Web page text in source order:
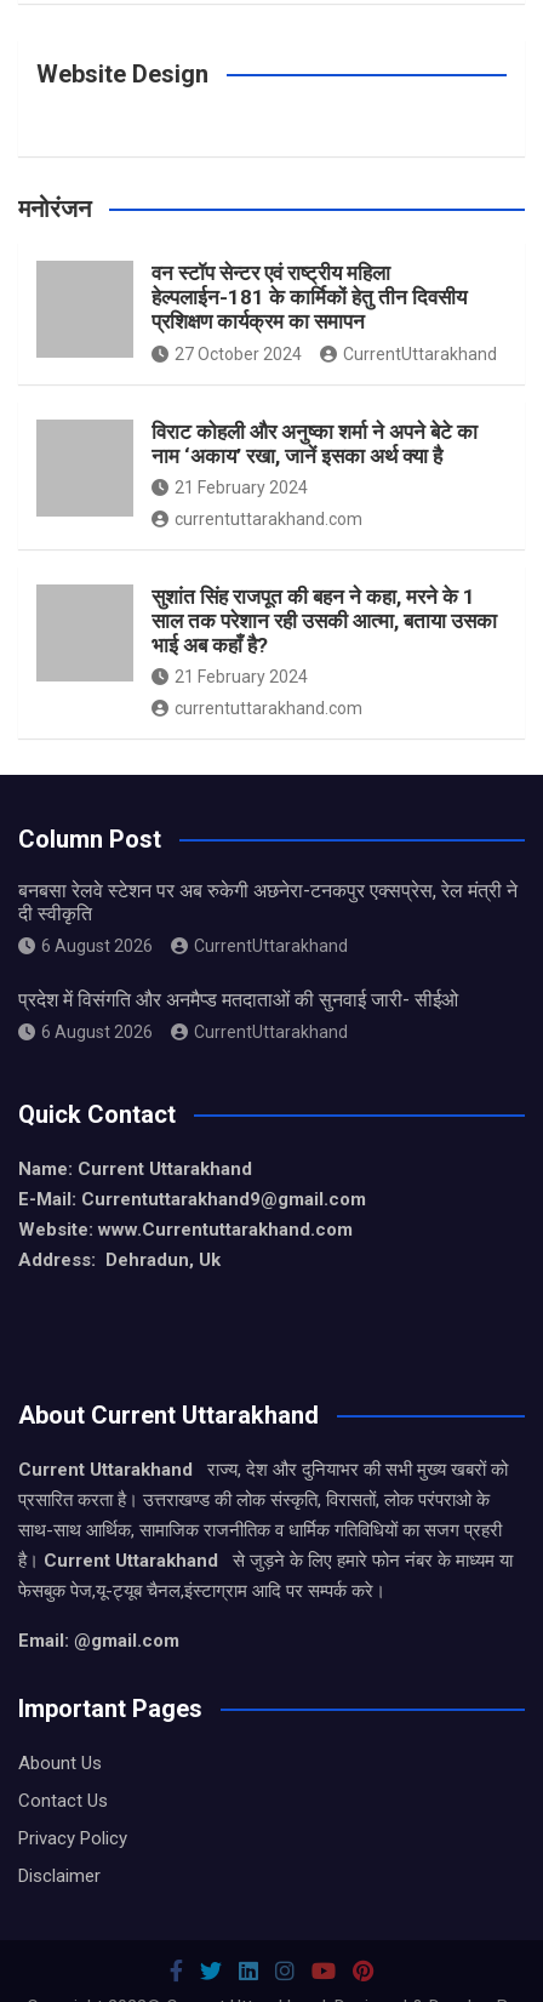
Website Design
मनोरंजन
वन स्टॉप सेन्टर एवं राष्ट्रीय महिला
हेल्पलाईन-181 के कार्मिकों हेतु तीन दिवसीय
प्रशिक्षण कार्यक्रम का समापन
27 October 2024 CurrentUttarakhand
विराट कोहली और अनुष्का शर्मा ने अपने बेटे का
नाम ‘अकाय’ रखा, जानें इसका अर्थ क्‍या है
21 February 2024
currentuttarakhand.com
सुशांत सिंह राजपूत की बहन ने कहा, मरने के 1
साल तक परेशान रही उसकी आत्मा, बताया उसका
भाई अब कहाँ है?
21 February 2024
currentuttarakhand.com
Column Post
बनबसा रेलवे स्टेशन पर अब रुकेगी अछनेरा-टनकपुर एक्सप्रेस, रेल मंत्री ने
दी स्वीकृति
6 August 2026 CurrentUttarakhand
प्रदेश में विसंगति और अनमैप्ड मतदाताओं की सुनवाई जारी- सीईओ
6 August 2026 CurrentUttarakhand
Quick Contact
Name: Current Uttarakhand
E-Mail: Currentuttarakhand9@gmail.com
Website: www.Currentuttarakhand.com
Address: Dehradun, Uk
About Current Uttarakhand
Current Uttarakhand
राज्य, देश और दुनियाभर की सभी मुख्य खबरों को
प्रसारित करता है। उत्तराखण्ड की लोक संस्कृति, विरासतों, लोक परंपराओ के
साथ-साथ आर्थिक, सामाजिक राजनीतिक व धार्मिक गतिविधियों का सजग प्रहरी
है। Current Uttarakhand
से जुड़ने के लिए हमारे फोन नंबर के माध्यम या
फेसबुक पेज,यू-ट्यूब चैनल,इंस्टाग्राम आदि पर सम्पर्क करे।
Email: @gmail.com
Important Pages
Abount Us
Contact Us
Privacy Policy
Disclaimer